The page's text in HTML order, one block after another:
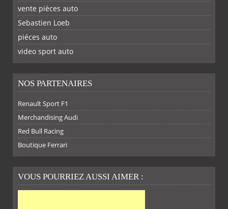
SUR SUR SUR SUR
FACEBOOKTWITTER
vente pièces auto
Sebastien Loeb
piéces auto
video sport auto
NOS PARTENAIRES
Renault Sport F1
Merchandising Audi
Red Bull Racing
Boutique Ferrari
VOUS POURRIEZ AUSSI AIMER :